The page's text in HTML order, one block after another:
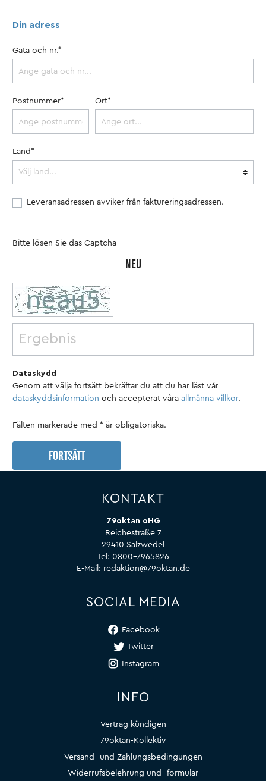
Din adress
Gata och nr.*
Postnummer* Ort*
Land*
Leveransadressen avviker från faktureringsadressen.
Bitte lösen Sie das Captcha
NEU
Dataskydd
Genom att välja fortsätt bekräftar du att du har läst vår
dataskyddsinformation och accepterat våra allmänna villkor.
Fälten markerade med * är obligatoriska.
FORTSÄTT
KONTAKT
79oktan oHG
Reichestraße 7
29410 Salzwedel
Tel: 0800-7965826
E-Mail: redaktion@79oktan.de
SOCIAL MEDIA
Facebook
Twitter
Instagram
INFO
Vertrag kündigen
79oktan-Kollektiv
Versand- und Zahlungsbedingungen
Widerrufsbelehrung und -formular